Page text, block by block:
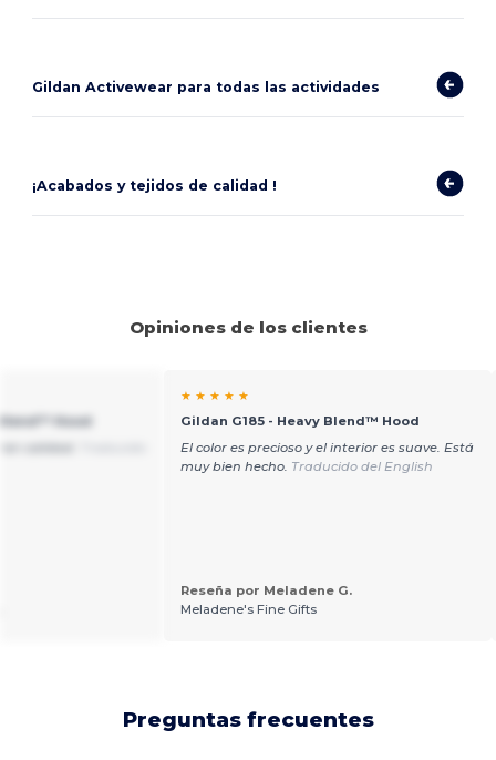
Gildan Activewear para todas las actividades
¡Acabados y tejidos de calidad !
Opiniones de los clientes
Hood
★ ★ ★ ★ ★
Gildan G185 - Heavy Blend™ Hood
El color es precioso y el interior es suave. Está
muy bien hecho. Traducido del English
Reseña por Meladene G.
Meladene's Fine Gifts
Preguntas frecuentes